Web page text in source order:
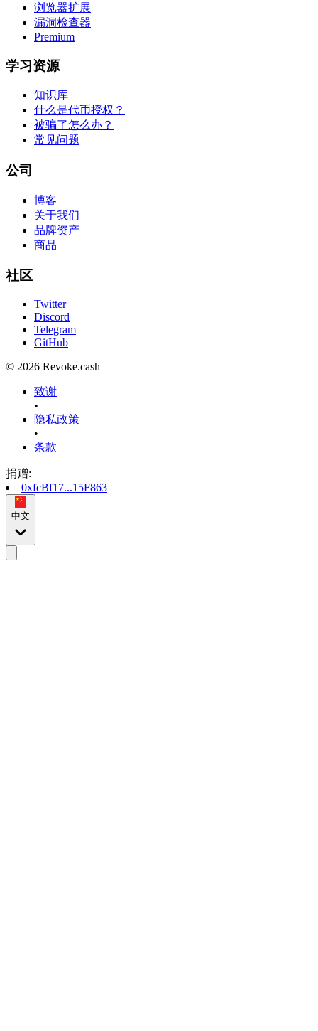
浏览器扩展
漏洞检查器
Premium
学习资源
知识库
什么是代币授权？
被骗了怎么办？
常见问题
公司
博客
关于我们
品牌资产
商品
社区
Twitter
Discord
Telegram
GitHub
© 2026 Revoke.cash
致谢
•
隐私政策
•
条款
捐赠:
0xfcBf17...15F863
中文